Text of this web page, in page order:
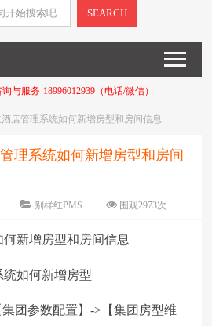
SEARCH
与服务-18996012939（电话/微信）
店管理系统如何新增房型和房间信息
理系统如何新增房型和房间
别样红PMS 围观2973次
新增房型和房间信息
如何新增房型
团参数配置】->【集团房型维